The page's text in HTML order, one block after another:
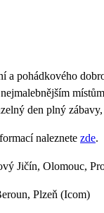
pohádkového
den plný
naleznete zde.
Jičín, Olomouc,
Plzeň (Icom)